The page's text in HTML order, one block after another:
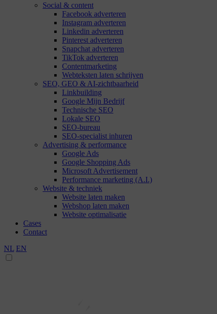
Social & content
Facebook adverteren
Instagram adverteren
Linkedin adverteren
Pinterest adverteren
Snapchat adverteren
TikTok adverteren
Contentmarketing
Webteksten laten schrijven
SEO, GEO & AI-zichtbaarheid
Linkbuilding
Google Mijn Bedrijf
Technische SEO
Lokale SEO
SEO-bureau
SEO-specialist inhuren
Advertising & performance
Google Ads
Google Shopping Ads
Microsoft Advertisement
Performance marketing (A.I.)
Website & techniek
Website laten maken
Webshop laten maken
Website optimalisatie
Cases
Contact
NL EN